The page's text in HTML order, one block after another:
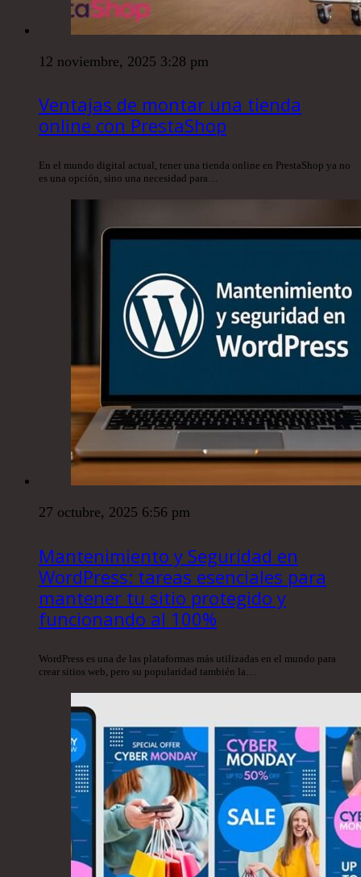
12 noviembre, 2025 3:28 pm
Ventajas de montar una tienda
online con PrestaShop
En el mundo digital actual, tener una tienda online en PrestaShop ya no
es una opción, sino una necesidad para…
27 octubre, 2025 6:56 pm
Mantenimiento y Seguridad en
WordPress: tareas esenciales para
mantener tu sitio protegido y
funcionando al 100%
WordPress es una de las plataformas más utilizadas en el mundo para
crear sitios web, pero su popularidad también la…